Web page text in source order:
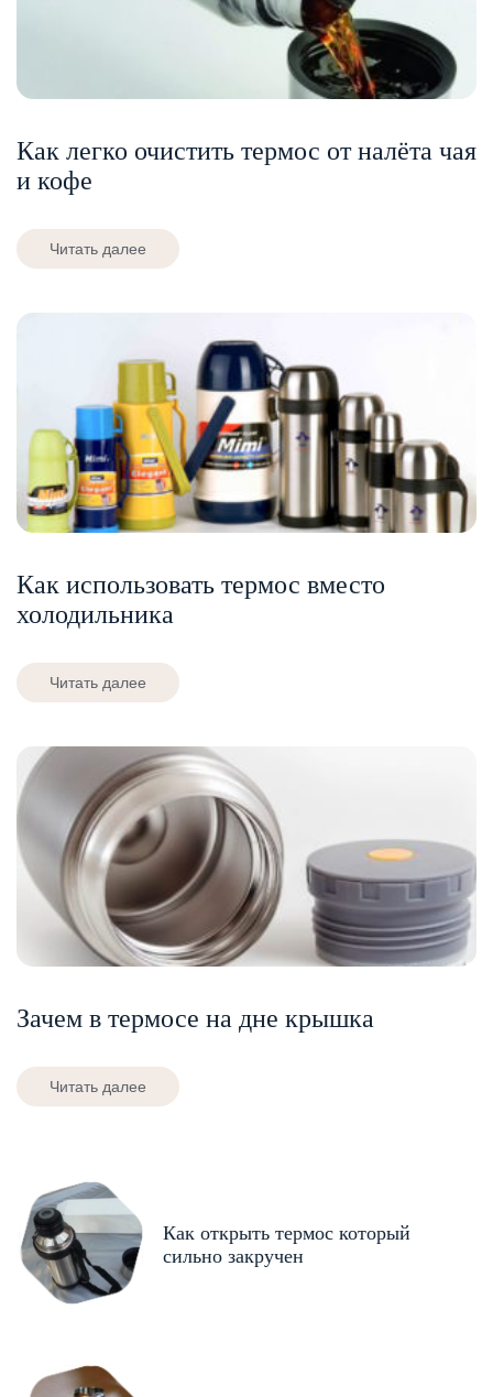
Как легко очистить термос от налёта чая
и кофе
Читать далее
Как использовать термос вместо
холодильника
Читать далее
Зачем в термосе на дне крышка
Читать далее
Как открыть термос который
сильно закручен